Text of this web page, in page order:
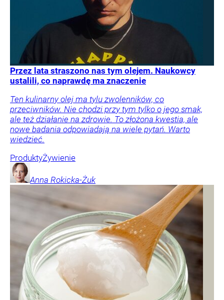
Przez lata straszono nas tym olejem. Naukowcy
ustalili, co naprawdę ma znaczenie
Ten kulinarny olej ma tylu zwolenników, co
przeciwników. Nie chodzi przy tym tylko o jego smak,
ale też działanie na zdrowie. To złożona kwestia, ale
nowe badania odpowiadają na wiele pytań. Warto
wiedzieć.
ProduktyŻywienie
Anna Rokicka-Żuk